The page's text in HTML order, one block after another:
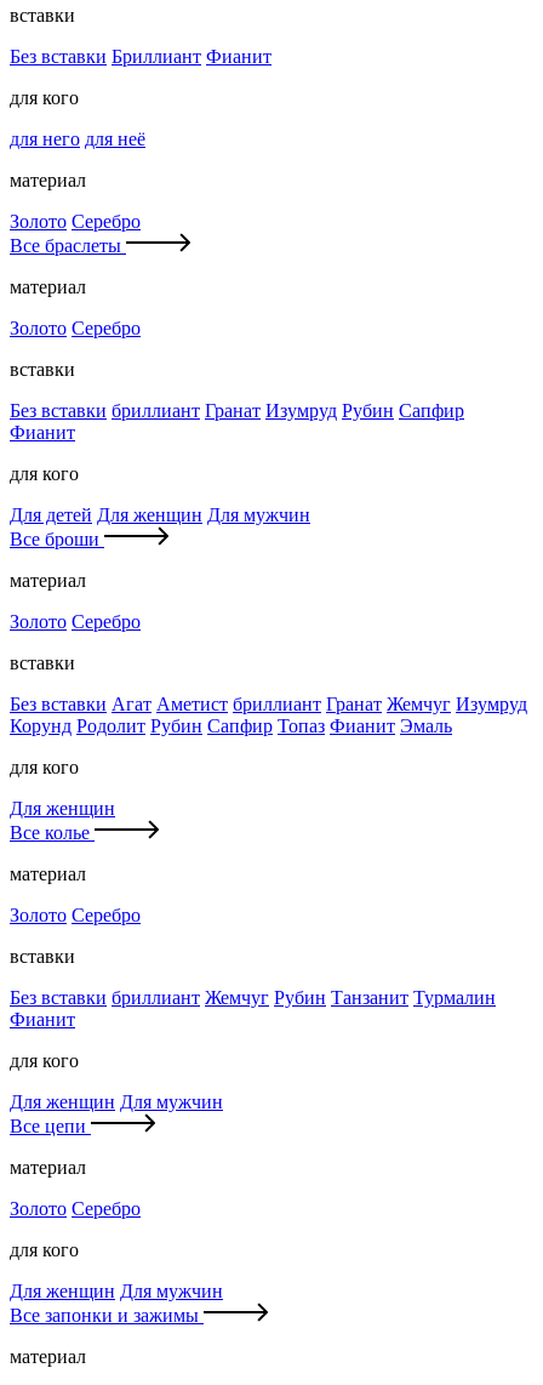
вставки
Без вставки Бриллиант Фианит
для кого
для него для неё
материал
Золото Серебро
Все браслеты
материал
Золото Серебро
вставки
Без вставки бриллиант Гранат Изумруд Рубин Сапфир
Фианит
для кого
Для детей Для женщин Для мужчин
Все броши
материал
Золото Серебро
вставки
Без вставки Агат Аметист бриллиант Гранат Жемчуг Изумруд
Корунд Родолит Рубин Сапфир Топаз Фианит Эмаль
для кого
Для женщин
Все колье
материал
Золото Серебро
вставки
Без вставки бриллиант Жемчуг Рубин Танзанит Турмалин
Фианит
для кого
Для женщин Для мужчин
Все цепи
материал
Золото Серебро
для кого
Для женщин Для мужчин
Все запонки и зажимы
материал